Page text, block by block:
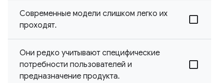
Современные модели слишком легко их
проходят.
Они редко учитывают специфические
потребности пользователей и
предназначение продукта.